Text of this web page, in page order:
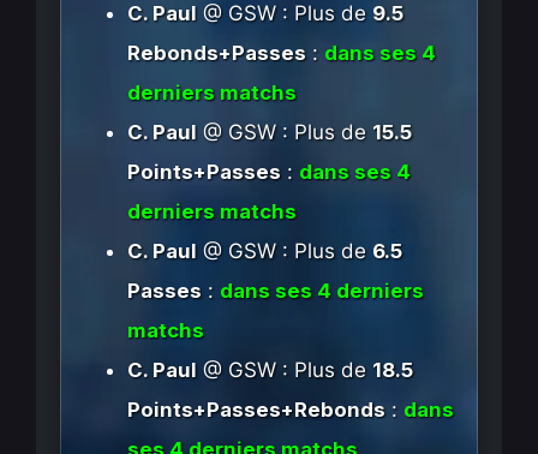
C. Paul @ GSW : Plus de 9.5
Rebonds+Passes : dans ses 4
derniers matchs
C. Paul @ GSW : Plus de 15.5
Points+Passes : dans ses 4
derniers matchs
C. Paul @ GSW : Plus de 6.5
Passes : dans ses 4 derniers
matchs
C. Paul @ GSW : Plus de 18.5
Points+Passes+Rebonds : dans